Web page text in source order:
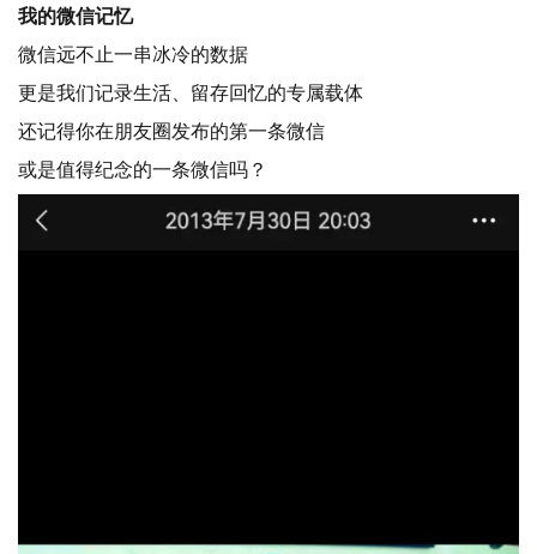
我的微信记忆
微信远不止一串冰冷的数据
更是我们记录生活、留存回忆的专属载体
还记得你在朋友圈发布的第一条微信
或是值得纪念的一条微信吗？